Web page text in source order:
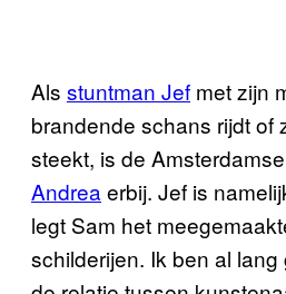
Als stuntman Jef met zijn
brandende schans rijdt of
steekt, is de
Andrea erbij. Jef is
legt Sam het
schilderijen. Ik ben al